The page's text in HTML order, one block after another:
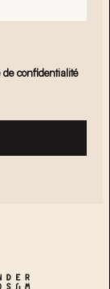
de confidentialité